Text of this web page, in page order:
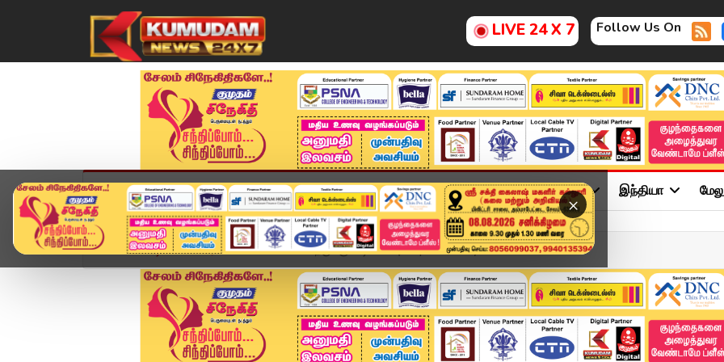
LIVE 24 X 7 Follow Us On
×
முகப்பு விளையாட்டு அண்மை தமிழ்நாடு சினிமா அரசியல் விளையாட்டு இந்தியா
Home வீடியோ ஸ்டோரி சென்னையை நெருங்கும் 'டிட்வா' புயல் | Ditwah Cyc...